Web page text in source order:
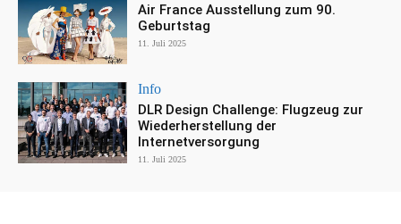
Air France Ausstellung zum 90.
Geburtstag
11. Juli 2025
Info
DLR Design Challenge: Flugzeug zur
Wiederherstellung der
Internetversorgung
11. Juli 2025